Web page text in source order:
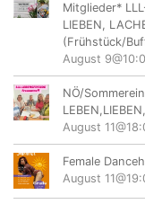
Mitglieder*
LIEBEN,
(Frühstück/
August
NÖ/
August
Female
August